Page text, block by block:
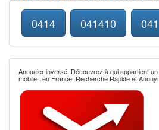
0414 041410
Annuaier inversé: Découvrez à qui appartient
mobile...en France. Recherche Rapide et